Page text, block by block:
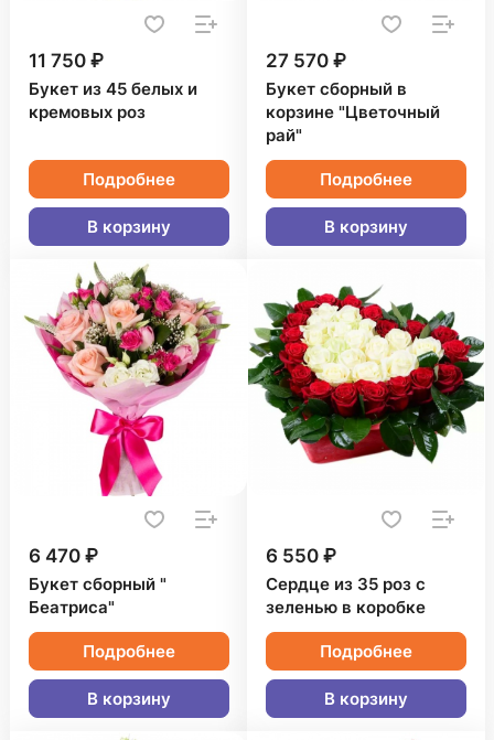
11 750 ₽
Букет из 45 белых и
кремовых роз
Подробнее
В корзину
27 570 ₽
Букет сборный в
корзине "Цветочный
рай"
Подробнее
В корзину
6 470 ₽
Букет сборный "
Беатриса"
Подробнее
В корзину
6 550 ₽
Сердце из 35 роз с
зеленью в коробке
Подробнее
В корзину